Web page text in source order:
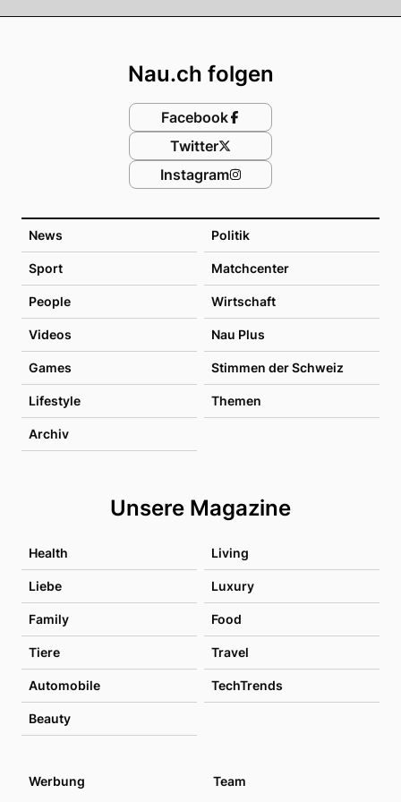
News Politik
Sport Matchcenter
People Wirtschaft
Videos Nau Plus
Games Stimmen der Schweiz
Lifestyle Themen
Archiv
Unsere Magazine
Health Living
Liebe Luxury
Family Food
Tiere Travel
Automobile TechTrends
Beauty
Nau.ch folgen
Facebook
Twitter
Instagram
Werbung Team